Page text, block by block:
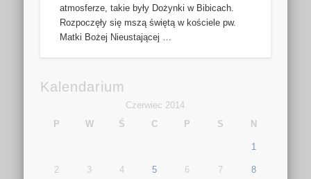
atmosferze, takie były Dożynki w Bibicach.
Rozpoczęły się mszą świętą w kościele pw.
Matki Bożej Nieustającej …
Kalendarium
Czerwiec 2014
P
W Ś C P S N
1
2 3 4 5 6 7 8